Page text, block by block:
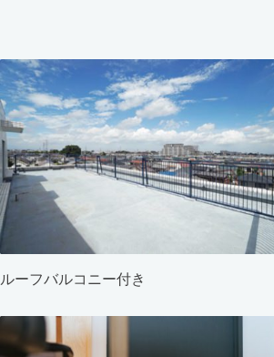
ルーフバルコニー付き